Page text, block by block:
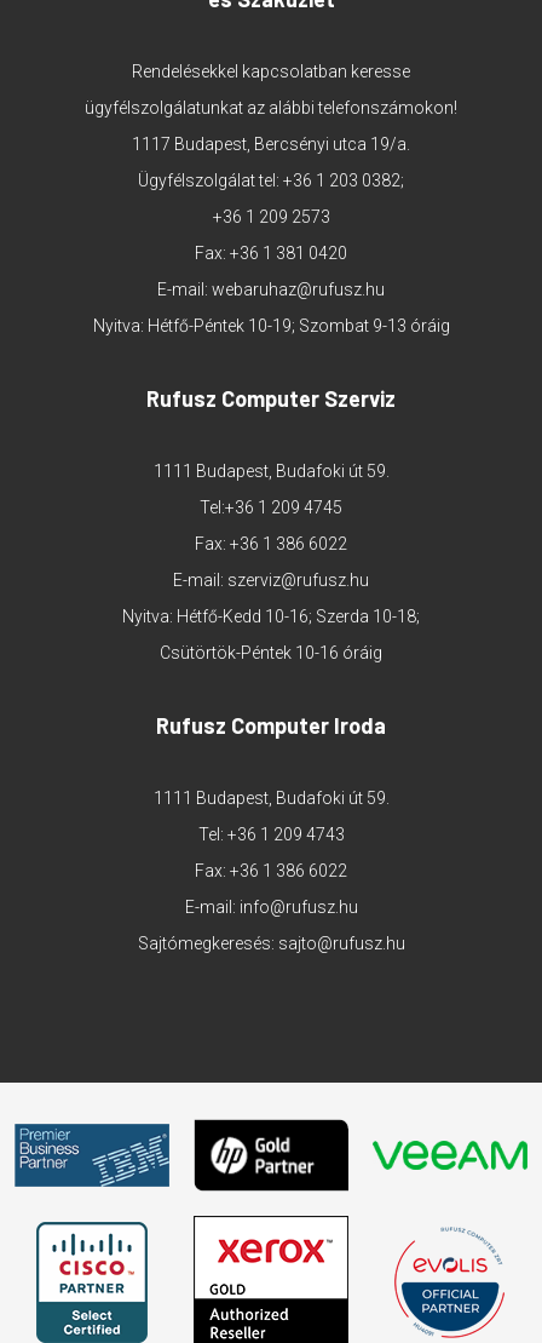
Rendelésekkel kapcsolatban keresse
ügyfélszolgálatunkat az alábbi telefonszámokon!
1117 Budapest, Bercsényi utca 19/a.
Ügyfélszolgálat tel: +36 1 203 0382;
+36 1 209 2573
Fax: +36 1 381 0420
E-mail: webaruhaz@rufusz.hu
Nyitva: Hétfő-Péntek 10-19; Szombat 9-13 óráig
Rufusz Computer Szerviz
1111 Budapest, Budafoki út 59.
Tel:+36 1 209 4745
Fax: +36 1 386 6022
E-mail: szerviz@rufusz.hu
Nyitva: Hétfő-Kedd 10-16; Szerda 10-18;
Csütörtök-Péntek 10-16 óráig
Rufusz Computer Iroda
1111 Budapest, Budafoki út 59.
Tel: +36 1 209 4743
Fax: +36 1 386 6022
E-mail: info@rufusz.hu
Sajtómegkeresés: sajto@rufusz.hu